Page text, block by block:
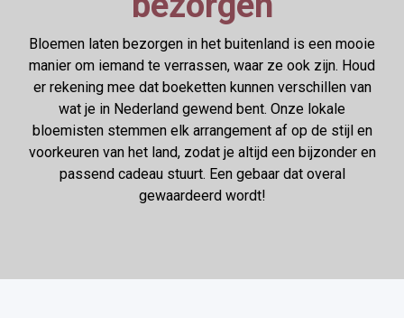
Bloemen laten bezorgen in het buitenland is een mooie
manier om iemand te verrassen, waar ze ook zijn. Houd
er rekening mee dat boeketten kunnen verschillen van
wat je in Nederland gewend bent. Onze lokale
bloemisten stemmen elk arrangement af op de stijl en
voorkeuren van het land, zodat je altijd een bijzonder en
passend cadeau stuurt. Een gebaar dat overal
gewaardeerd wordt!